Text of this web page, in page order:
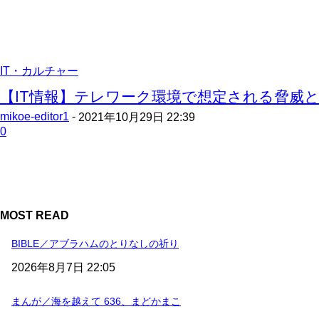
IT・カルチャー
【IT情報】テレワーク環境で想定される脅威
mikoe-editor1 - 2021年10月29日 22:39
0
MOST READ
BIBLE／アブラハムのとりなしの祈り
2026年8月7日 22:05
まんが／海を越えて 636、まどかまこ